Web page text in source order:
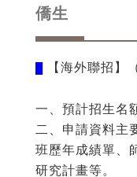
僑生
【海外聯招】
一、預計招生名
二、申請資料主
班歷年成績單、
研究計畫等。